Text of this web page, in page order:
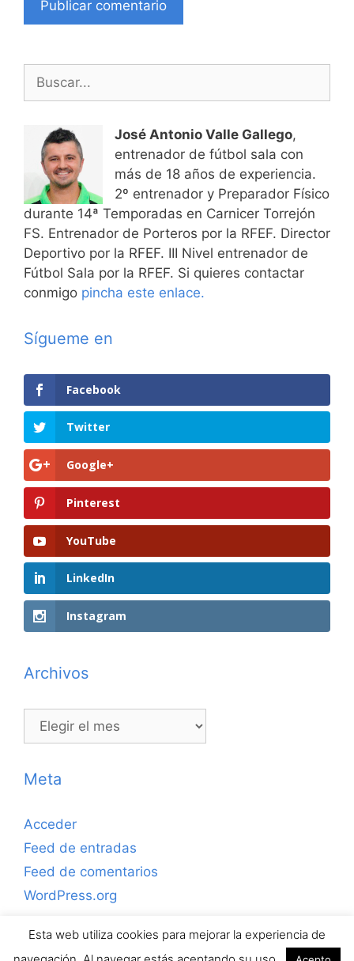
José Antonio Valle Gallego,
entrenador de fútbol sala con
más de 18 años de experiencia.
2º entrenador y Preparador Físico
durante 14ª Temporadas en Carnicer Torrejón
FS. Entrenador de Porteros por la RFEF. Director
Deportivo por la RFEF. III Nivel entrenador de
Fútbol Sala por la RFEF. Si quieres contactar
conmigo pincha este enlace.
Sígueme en
Facebook
Twitter
Google+
Pinterest
YouTube
LinkedIn
Instagram
Archivos
Archivos
Meta
Acceder
Feed de entradas
Feed de comentarios
WordPress.org
Copyrihgt © 2026 ejerciciosdefutbolsala.com por José
Esta web utiliza cookies para mejorar la experiencia de